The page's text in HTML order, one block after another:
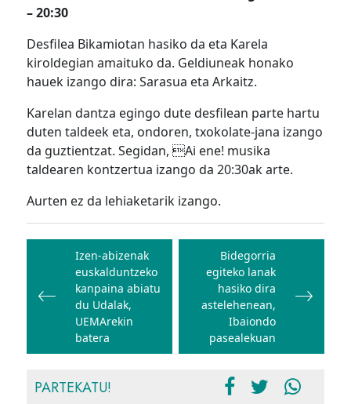
– 20:30
Desfilea Bikamiotan hasiko da eta Karela
kiroldegian amaituko da. Geldiuneak honako
hauek izango dira: Sarasua eta Arkaitz.
Karelan dantza egingo dute desfilean parte hartu
duten taldeek eta, ondoren, txokolate-jana izango
da guztientzat. Segidan, Ai ene! musika
taldearen kontzertua izango da 20:30ak arte.
Aurten ez da lehiaketarik izango.
Bidalketetan
zehar
nabigatu
Izen-abizenak
euskalduntzeko
kanpaina abiatu
du Udalak,
UEMArekin
batera
Bidegorria
egiteko lanak
hasiko dira
astelehenean,
Ibaiondo
pasealekuan
PARTEKATU!